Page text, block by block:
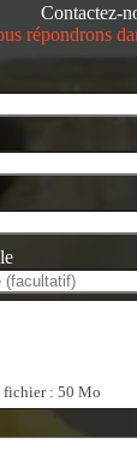
Contactez-
répondrons
fichier : 50 Mo